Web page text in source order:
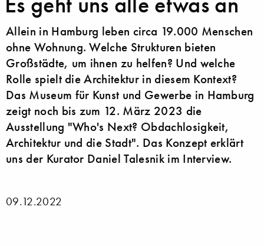
Allein in Hamburg leben circa 19.000 Menschen
ohne Wohnung. Welche Strukturen bieten
Großstädte, um ihnen zu helfen? Und welche
Rolle spielt die Architektur in diesem Kontext?
Das Museum für Kunst und Gewerbe in Hamburg
zeigt noch bis zum 12. März 2023 die
Ausstellung "Who's Next? Obdachlosigkeit,
Architektur und die Stadt". Das Konzept erklärt
uns der Kurator Daniel Talesnik im Interview.
09.12.2022